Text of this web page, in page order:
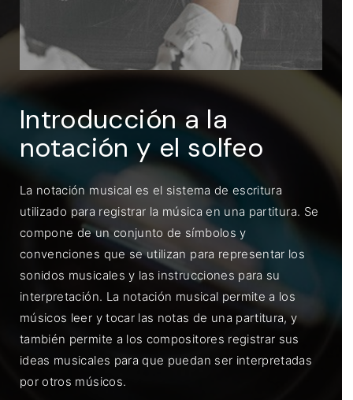
Introducción a la
notación y el solfeo
La notación musical es el sistema de escritura
utilizado para registrar la música en una partitura. Se
compone de un conjunto de símbolos y
convenciones que se utilizan para representar los
sonidos musicales y las instrucciones para su
interpretación. La notación musical permite a los
músicos leer y tocar las notas de una partitura, y
también permite a los compositores registrar sus
ideas musicales para que puedan ser interpretadas
por otros músicos.